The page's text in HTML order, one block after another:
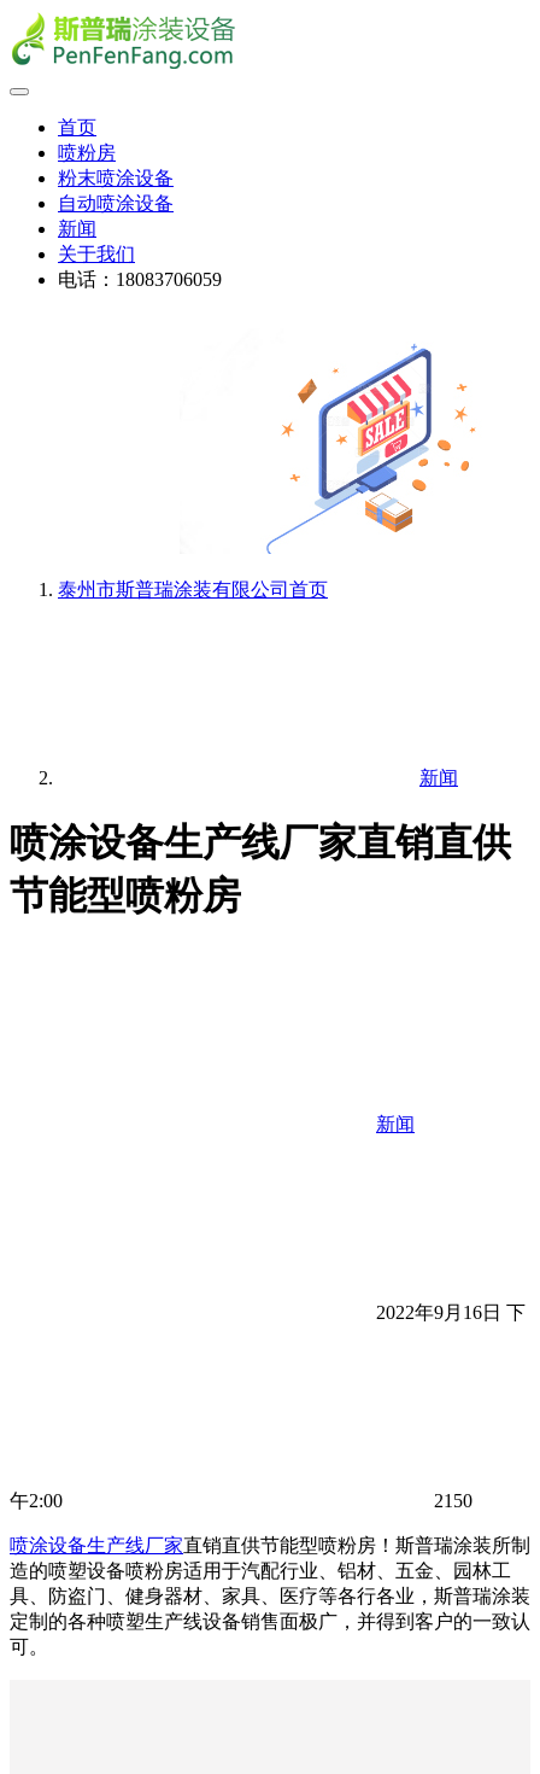
首页
喷粉房
粉末喷涂设备
自动喷涂设备
新闻
关于我们
电话：18083706059
泰州市斯普瑞涂装有限公司 首页
新闻
喷涂设备生产线厂家直销直供
节能型喷粉房
新闻
2022年9月16日 下
午2:00 2150
喷涂设备生产线厂家直销直供节能型喷粉房！斯普瑞涂装所制
造的喷塑设备喷粉房适用于汽配行业、铝材、五金、园林工
具、防盗门、健身器材、家具、医疗等各行各业，斯普瑞涂装
定制的各种喷塑生产线设备销售面极广，并得到客户的一致认
可。